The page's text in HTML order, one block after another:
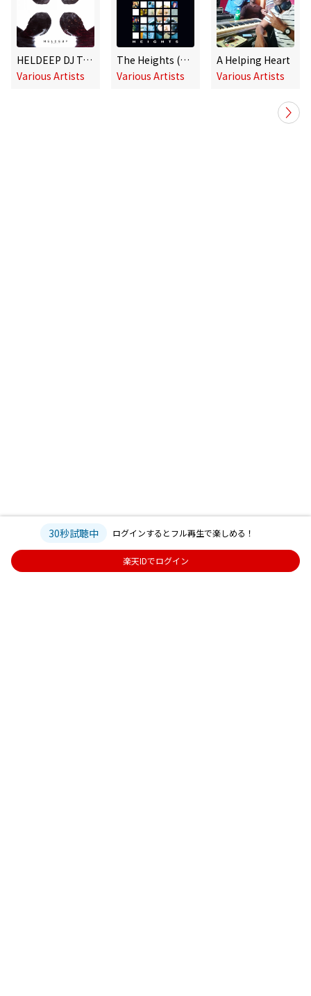
HELDEEP DJ Tools, Pt. 7 - EP
Various Artists
The Heights (Original Soundtrack)
Various Artists
A Helping Heart
Various Artists
30秒試聴中 ログインするとフル再生で楽しめる！
楽天IDでログイン